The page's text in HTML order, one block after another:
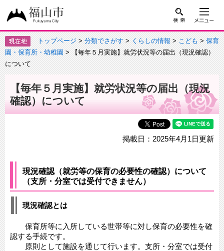
トップページ>分類でさがす>くらしの情報>こども>保育
園・保育所・幼稚園> 【毎年５月実施】就労状況等の届出（現況確認）
について
【毎年５月実施】就労状況等の届出（現況
確認）について
掲載日：2025年4月1日更新
現況確認（就労等の保育の必要性の確認）について
（支所・分室では受付できません）
現況確認とは
保育所等に入所している世帯等に対し保育の必要性を確
認する手続です。
原則として施設を通じて行います。支所・分室では受付